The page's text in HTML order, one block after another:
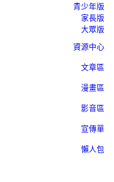
青少年版
家長版
大眾版
資源中心
文章區
漫畫區
影音區
宣傳單
懶人包